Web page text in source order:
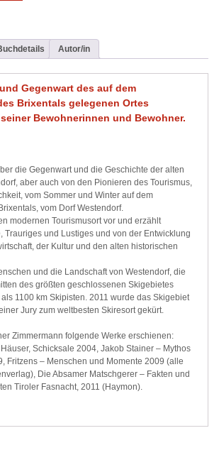
Autor/in
Gegenwart des auf dem
Brixentals gelegenen Ortes
Bewohnerinnen und Bewohner.
die Gegenwart und die Geschichte der alten
aber auch von den Pionieren des Tourismus,
vom Sommer und Winter auf dem
vom Dorf Westendorf.
modernen Tourismusort vor und erzählt
Trauriges und Lustiges und von der Entwicklung
der Kultur und den alten historischen
und die Landschaft von Westendorf, die
des größten geschlossenen Skigebietes
1100 km Skipisten. 2011 wurde das Skigebiet
Jury zum weltbesten Skiresort gekürt.
Zimmermann folgende Werke erschienen:
Schicksale 2004, Jakob Stainer – Mythos
Fritzens – Menschen und Momente 2009 (alle
Die Absamer Matschgerer – Fakten und
Tiroler Fasnacht, 2011 (Haymon).